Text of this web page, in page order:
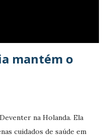
mantém o
na Holanda. Ela
cuidados de saúde em